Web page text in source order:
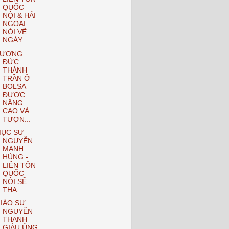
QUỐC
NỘI & HẢI
NGOẠI
NÓI VỀ
NGÀY...
ĐỨC
THÁNH
TRẦN Ở
BOLSA
ĐƯỢC
NÂNG
CAO VÀ
TƯỢN...
SƯ
NGUYỄN
MẠNH
HÙNG -
LIÊN TÔN
QUỐC
NỘI SẼ
THA...
SƯ
NGUYỄN
THANH